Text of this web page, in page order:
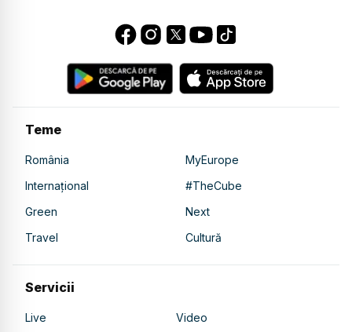
Teme
România
MyEurope
Internațional
#TheCube
Green
Next
Travel
Cultură
Servicii
Live
Video